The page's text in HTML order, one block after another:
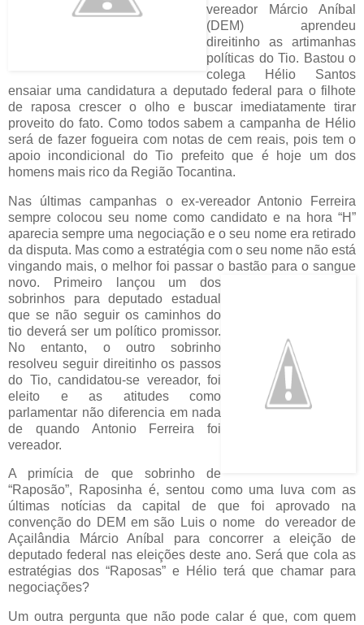
vereador Márcio Aníbal
(DEM) aprendeu
direitinho as artimanhas
políticas do Tio. Bastou o
colega Hélio Santos
ensaiar uma candidatura a deputado federal para o filhote
de raposa crescer o olho e buscar imediatamente tirar
proveito do fato. Como todos sabem a campanha de Hélio
será de fazer fogueira com notas de cem reais, pois tem o
apoio incondicional do Tio prefeito que é hoje um dos
homens mais rico da Região Tocantina.
Nas últimas campanhas o ex-vereador Antonio Ferreira
sempre colocou seu nome como candidato e na hora “H”
aparecia sempre uma negociação e o seu nome era retirado
da disputa. Mas como a estratégia com o seu nome não está
vingando mais, o melhor foi passar o bastão para o sangue
novo. Primeiro lançou um dos
sobrinhos para deputado estadual
que se não seguir os caminhos do
tio deverá ser um político promissor.
No entanto, o outro sobrinho
resolveu seguir direitinho os passos
do Tio, candidatou-se vereador, foi
eleito e as atitudes como
parlamentar não diferencia em nada
de quando Antonio Ferreira foi
vereador.
A primícia de que sobrinho de
“Raposão”, Raposinha é, sentou como uma luva com as
últimas notícias da capital de que foi aprovado na
convençãodo DEM em são Luis o nome do vereador de
Açailândia Márcio Aníbal para concorrer a eleição de
deputado federal nas eleições deste ano. Será que cola as
estratégias dos “Raposas” e Hélio terá que chamar para
negociações?
Um outra pergunta que não pode calar é que, com quem